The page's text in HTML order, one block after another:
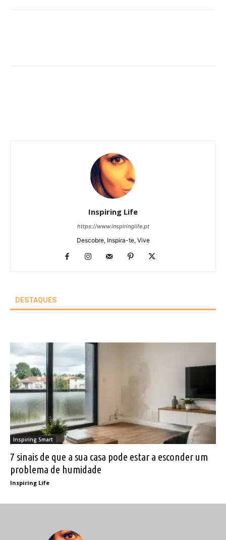
Inspiring Life
https://www.inspiringlife.pt
Descobre, Inspira-te, Vive
DESTAQUES
Inspiring Smart
7 sinais de que a sua casa pode estar a esconder um
problema de humidade
Inspiring Life